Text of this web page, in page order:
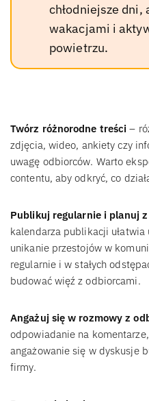
chłodniejsze dni,
wakacjami i
powietrzu.
Twórz różnorodne treści –
zdjęcia, wideo, ankiety czy
uwagę odbiorców. Warto
contentu, aby odkryć, co
Publikuj regularnie i planuj
kalendarza publikacji
unikanie przestojów w
regularnie i w stałych
budować więź z odbiorcami.
Angażuj się w rozmowy z
odpowiadanie na
angażowanie się w dyskusje
firmy.